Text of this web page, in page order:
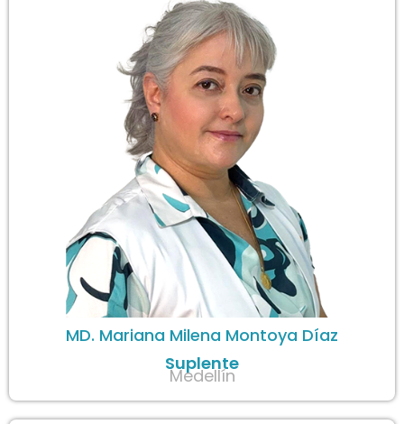
MD. Mariana Milena Montoya Díaz
Suplente
Medellín